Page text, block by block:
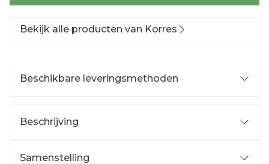
Bekijk alle producten van Korres
Beschikbare leveringsmethoden
Beschrijving
Samenstelling